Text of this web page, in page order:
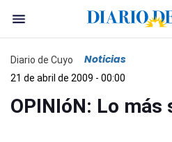
Diario de Cuyo Noticias
21 de abril de 2009 - 00:00
OPINIóN: Lo más